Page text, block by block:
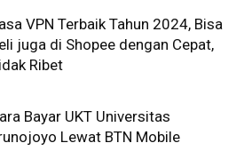
VPN Terbaik Tahun 2024, Bisa
juga di Shopee dengan Cepat,
Ribet
Bayar UKT Universitas
Lewat BTN Mobile